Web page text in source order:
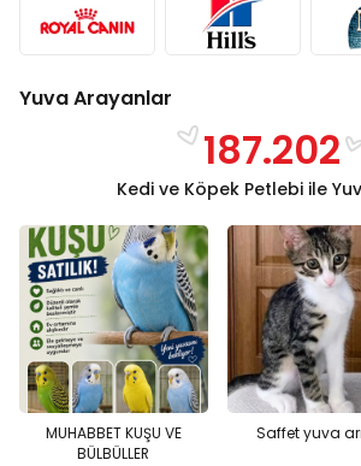
Yuva Arayanlar
187.202
Kedi ve Köpek Petlebi ile
MUHABBET KUŞU VE
BÜLBÜLLER
Saffet yuva